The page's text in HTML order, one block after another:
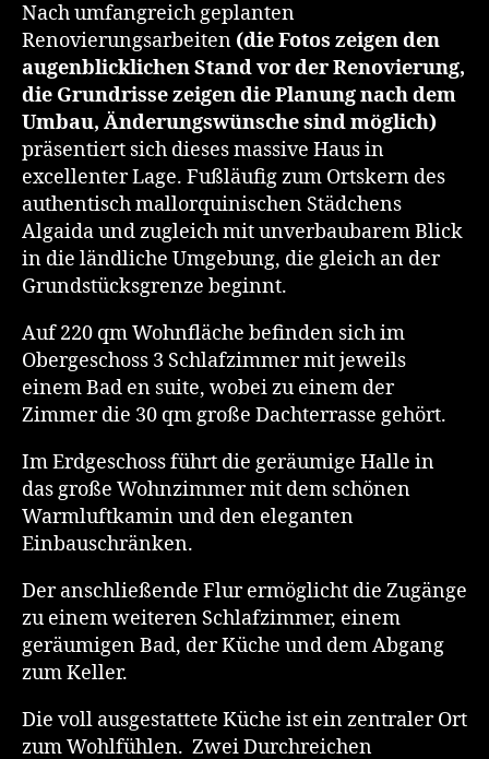
Nach umfangreich geplanten
Renovierungsarbeiten (die Fotos zeigen den
augenblicklichen Stand vor der Renovierung,
die Grundrisse zeigen die Planung nach dem
Umbau, Änderungswünsche sind möglich)
präsentiert sich dieses massive Haus in
excellenter Lage. Fußläufig zum Ortskern des
authentisch mallorquinischen Städchens
Algaida und zugleich mit unverbaubarem Blick
in die ländliche Umgebung, die gleich an der
Grundstücksgrenze beginnt.
Auf 220 qm Wohnfläche befinden sich im
Obergeschoss 3 Schlafzimmer mit jeweils
einem Bad en suite, wobei zu einem der
Zimmer die 30 qm große Dachterrasse gehört.
Im Erdgeschoss führt die geräumige Halle in
das große Wohnzimmer mit dem schönen
Warmluftkamin und den eleganten
Einbauschränken.
Der anschließende Flur ermöglicht die Zugänge
zu einem weiteren Schlafzimmer, einem
geräumigen Bad, der Küche und dem Abgang
zum Keller.
Die voll ausgestattete Küche ist ein zentraler Ort
zum Wohlfühlen. Zwei Durchreichen